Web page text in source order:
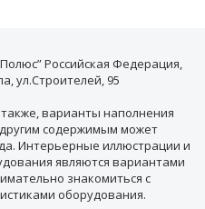
Российская Федерация,
ул.Строителей, 95
варианты наполнения
содержимым может
Интерьерные иллюстрации и
являются вариантами
знакомиться с
оборудования.